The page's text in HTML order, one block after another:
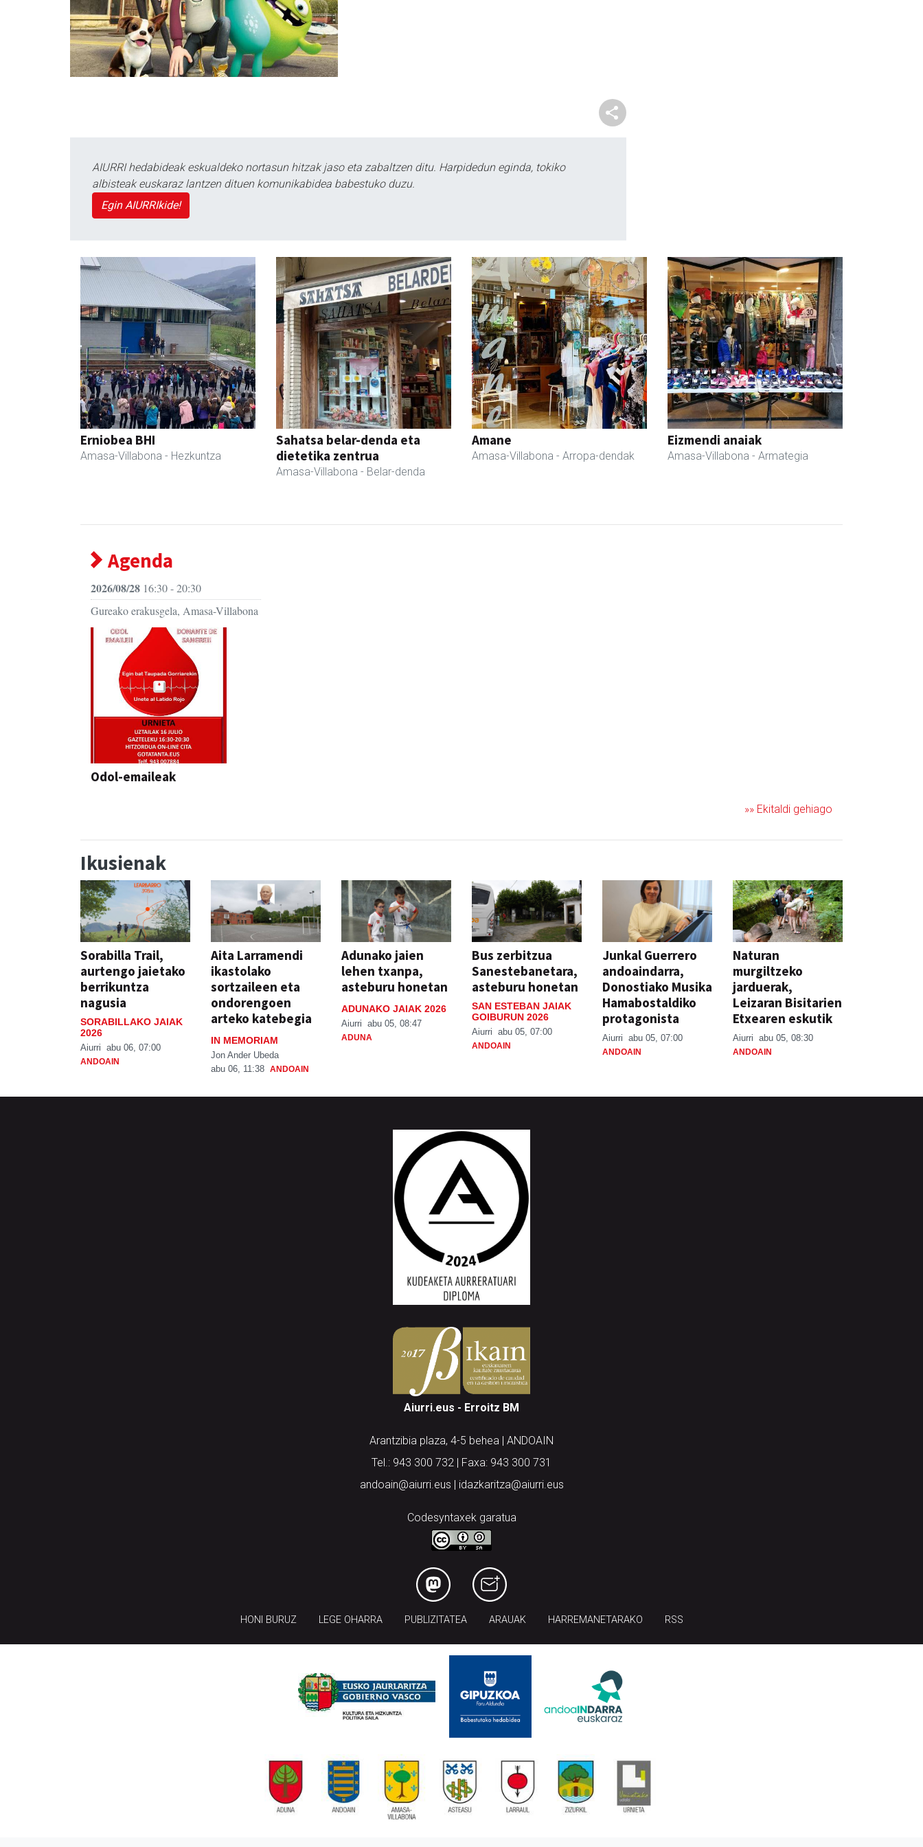
AIURRI hedabideak eskualdeko nortasun hitzak jaso eta zabaltzen ditu. Harpidedun eginda, tokiko
albisteak euskaraz lantzen dituen komunikabidea babestuko duzu.
Egin AIURRIkide!
Erniobea BHI
Amasa-Villabona - Hezkuntza
Sahatsa belar-denda eta
dietetika zentrua
Amasa-Villabona - Belar-denda
Amane
Amasa-Villabona - Arropa-dendak
Eizmendi anaiak
Amasa-Villabona - Armategia
Agenda
2026/08/28 16:30 - 20:30
Gureako erakusgela, Amasa-Villabona
Odol-emaileak
»» Ekitaldi gehiago
Ikusienak
Sorabilla Trail,
aurtengo jaietako
berrikuntza
nagusia
SORABILLAKO JAIAK
2026
Aiurri abu 06, 07:00
ANDOAIN
Aita Larramendi
ikastolako
sortzaileen eta
ondorengoen
arteko katebegia
IN MEMORIAM
Jon Ander Ubeda
abu 06, 11:38 ANDOAIN
Adunako jaien
lehen txanpa,
asteburu honetan
ADUNAKO JAIAK 2026
Aiurri abu 05, 08:47
ADUNA
Bus zerbitzua
Sanestebanetara,
asteburu honetan
SAN ESTEBAN JAIAK
GOIBURUN 2026
Aiurri abu 05, 07:00
ANDOAIN
Junkal Guerrero
andoaindarra,
Donostiako Musika
Hamabostaldiko
protagonista
Aiurri abu 05, 07:00
ANDOAIN
Naturan
murgiltzeko
jarduerak,
Leizaran Bisitarien
Etxearen eskutik
Aiurri abu 05, 08:30
ANDOAIN
Aiurri.eus - Erroitz BM
Arantzibia plaza, 4-5 behea | ANDOAIN
Tel.: 943 300 732 | Faxa: 943 300 731
andoain@aiurri.eus | idazkaritza@aiurri.eus
Codesyntaxek garatua
HONI BURUZ LEGE OHARRA PUBLIZITATEA ARAUAK HARREMANETARAKO RSS